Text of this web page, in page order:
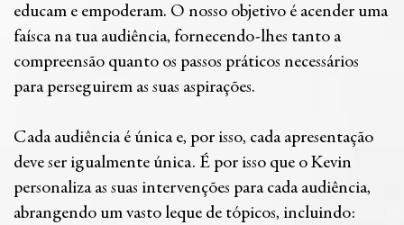
educam e empoderam. O nosso objetivo é acender uma
faísca na tua audiência, fornecendo-lhes tanto a
compreensão quanto os passos práticos necessários
para perseguirem as suas aspirações.
Cada audiência é única e, por isso, cada apresentação
deve ser igualmente única. É por isso que o Kevin
personaliza as suas intervenções para cada audiência,
abrangendo um vasto leque de tópicos, incluindo: